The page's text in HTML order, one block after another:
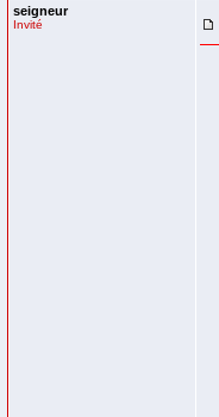
seigneur
Invité